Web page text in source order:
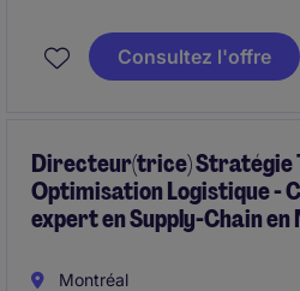
contribue à la planification
la performance, au
Consultez l'offre
Directeur(trice) Stratégie
Optimisation Logistique -
expert en Supply-Chain en
Montréal